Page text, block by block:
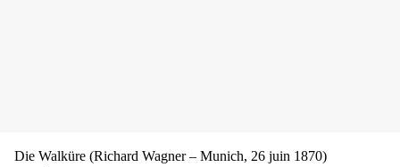
Die Walküre (Richard Wagner – Munich, 26 juin 1870)